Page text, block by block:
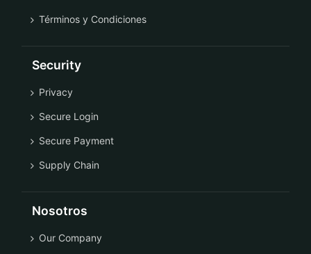
Términos y Condiciones
Security
Privacy
Secure Login
Secure Payment
Supply Chain
Nosotros
Our Company